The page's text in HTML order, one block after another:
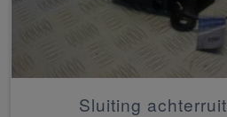
Sluiting achterruit